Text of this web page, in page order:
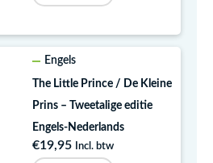
Engels
The Little Prince / De Kleine
Prins – Tweetalige editie
Engels-Nederlands
€19,95 Incl. btw